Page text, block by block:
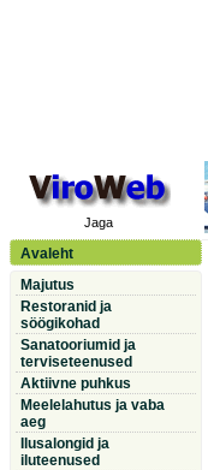
Jaga
Avaleht
Majutus
Restoranid ja
söögikohad
Sanatooriumid ja
terviseteenused
Aktiivne puhkus
Meelelahutus ja vaba
aeg
Ilusalongid ja
iluteenused